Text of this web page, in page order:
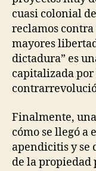
cuasi colonial
reclamos
mayores
dictadura” es
capitalizada
Finalmente,
cómo se llegó a
apendicitis y se
de la propiedad